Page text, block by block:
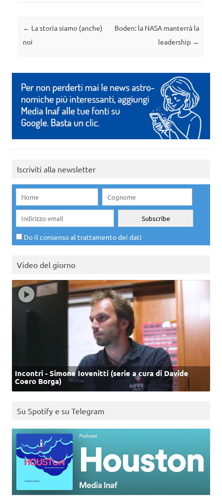
Navigazione articolo
← La storia siamo (anche)
noi
Boden: la NASA manterrà la
leadership →
Iscriviti alla newsletter
Do il consenso al trattamento dei dati
Video del giorno
Incontri - Simone Iovenitti (serie a cura di Davide
Coero Borga)
Su Spotify e su Telegram